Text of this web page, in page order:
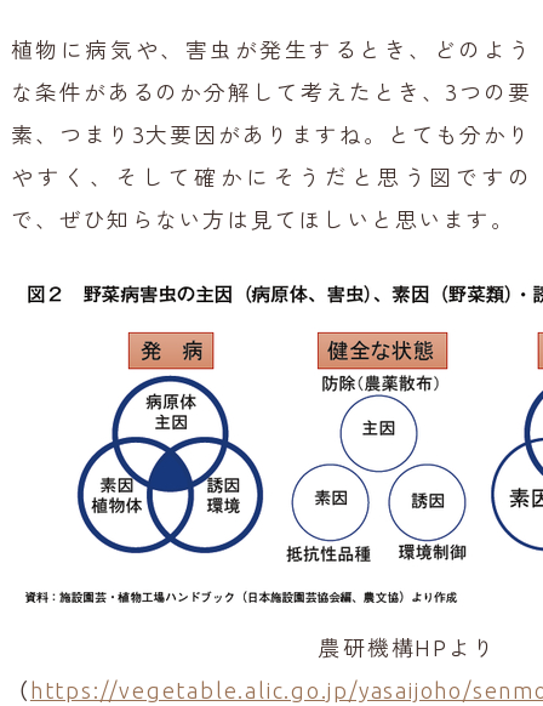
植物に病気や、害虫が発生するとき、どのよう
な条件があるのか分解して考えたとき、3つの要
素、つまり3大要因がありますね。とても分かり
やすく、そして確かにそうだと思う図ですの
で、ぜひ知らない方は見てほしいと思います。
農研機構HPより
（ https://vegetable.alic.go.jp/yasaijoho/